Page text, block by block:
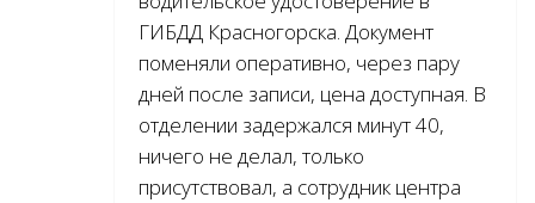
ГИБДД Красногорска. Документ
поменяли оперативно, через пару
дней после записи, цена доступная. В
отделении задержался минут 40,
ничего не делал, только
присутствовал, а сотрудник центра